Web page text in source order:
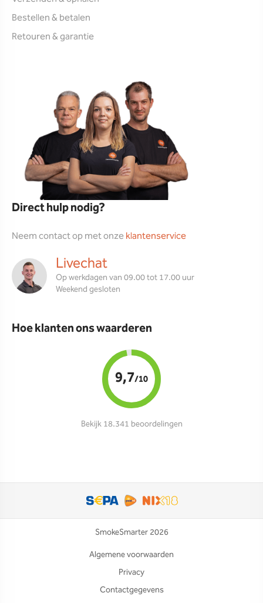
Bestellen & betalen
Retouren & garantie
Direct hulp nodig?
Neem contact op met onzeklantenservice
Livechat
Op werkdagen van 09.00 tot 17.00 uur
Weekend gesloten
Hoe klanten ons waarderen
9,7/10
Bekijk 18.341 beoordelingen
SmokeSmarter 2026
Algemene voorwaarden
Privacy
Contactgegevens